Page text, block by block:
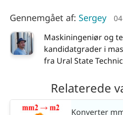
Gennemgået af: Sergey
Maskiningeniør og
kandidatgrader i
fra Ural State
Relaterede
Konverter